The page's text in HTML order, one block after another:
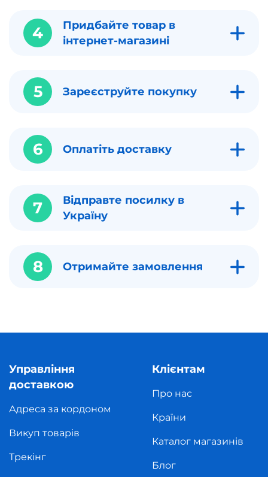
4
Придбайте товар в
інтернет-магазині
5 Зареєструйте покупку
6 Оплатіть доставку
7
Відправте посилку в
Україну
8 Отримайте замовлення
Управління
доставкою
Адреса за кордоном
Викуп товарів
Трекінг
Клієнтам
Про нас
Країни
Каталог магазинів
Блог